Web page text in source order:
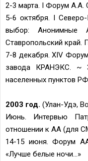
2-3 марта. I Форум А.А.
5-6 октября. I
выбор: Анонимные
Ставропольский край.
7-8 декабря. XIV
завода КРАНЭКС. ~
населенных пунктов
2003 год. (Улан-Удэ,
Июнь. Интервью
отношении к АА (для
14-15 июня. Форум
«Лучше белые ночи…»